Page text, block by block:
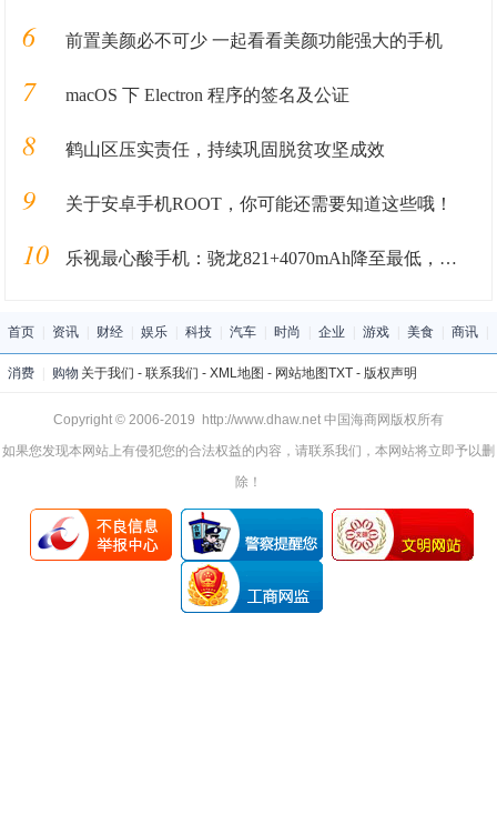
6 前置美颜必不可少 一起看看美颜功能强大的手机
7 macOS 下 Electron 程序的签名及公证
8 鹤山区压实责任，持续巩固脱贫攻坚成效
9 关于安卓手机ROOT，你可能还需要知道这些哦！
10 乐视最心酸手机：骁龙821+4070mAh降至最低，却无人问津！
首页 资讯 财经 娱乐 科技 汽车 时尚 企业 游戏 美食 商讯
消费 购物 关于我们 - 联系我们 - XML地图 - 网站地图TXT- 版权声明
Copyright © 2006-2019 http://www.dhaw.net 中国海商网版权所有
如果您发现本网站上有侵犯您的合法权益的内容，请联系我们，本网站将立即予以删
除！